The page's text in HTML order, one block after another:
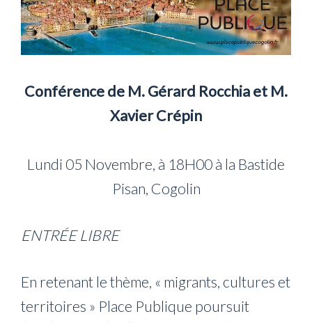
Conférence de M. Gérard Rocchia et M.
Xavier Crépin
Lundi 05 Novembre, à 18H00 à la Bastide
Pisan, Cogolin
ENTRÉE LIBRE
En retenant le thème, « migrants, cultures et
territoires » Place Publique poursuit